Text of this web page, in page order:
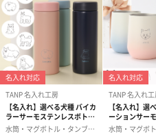
日頃お世話になっている方へ、
り物として、
こちらの『サーモボトル＆今治
高級感のある木箱に入れてお届
ケージに包んで、大切な人へ。